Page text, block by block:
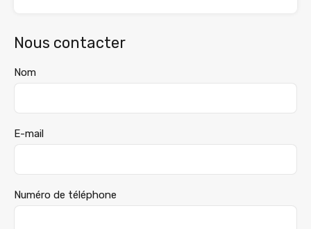
Nous contacter
Nom
E-mail
Numéro de téléphone